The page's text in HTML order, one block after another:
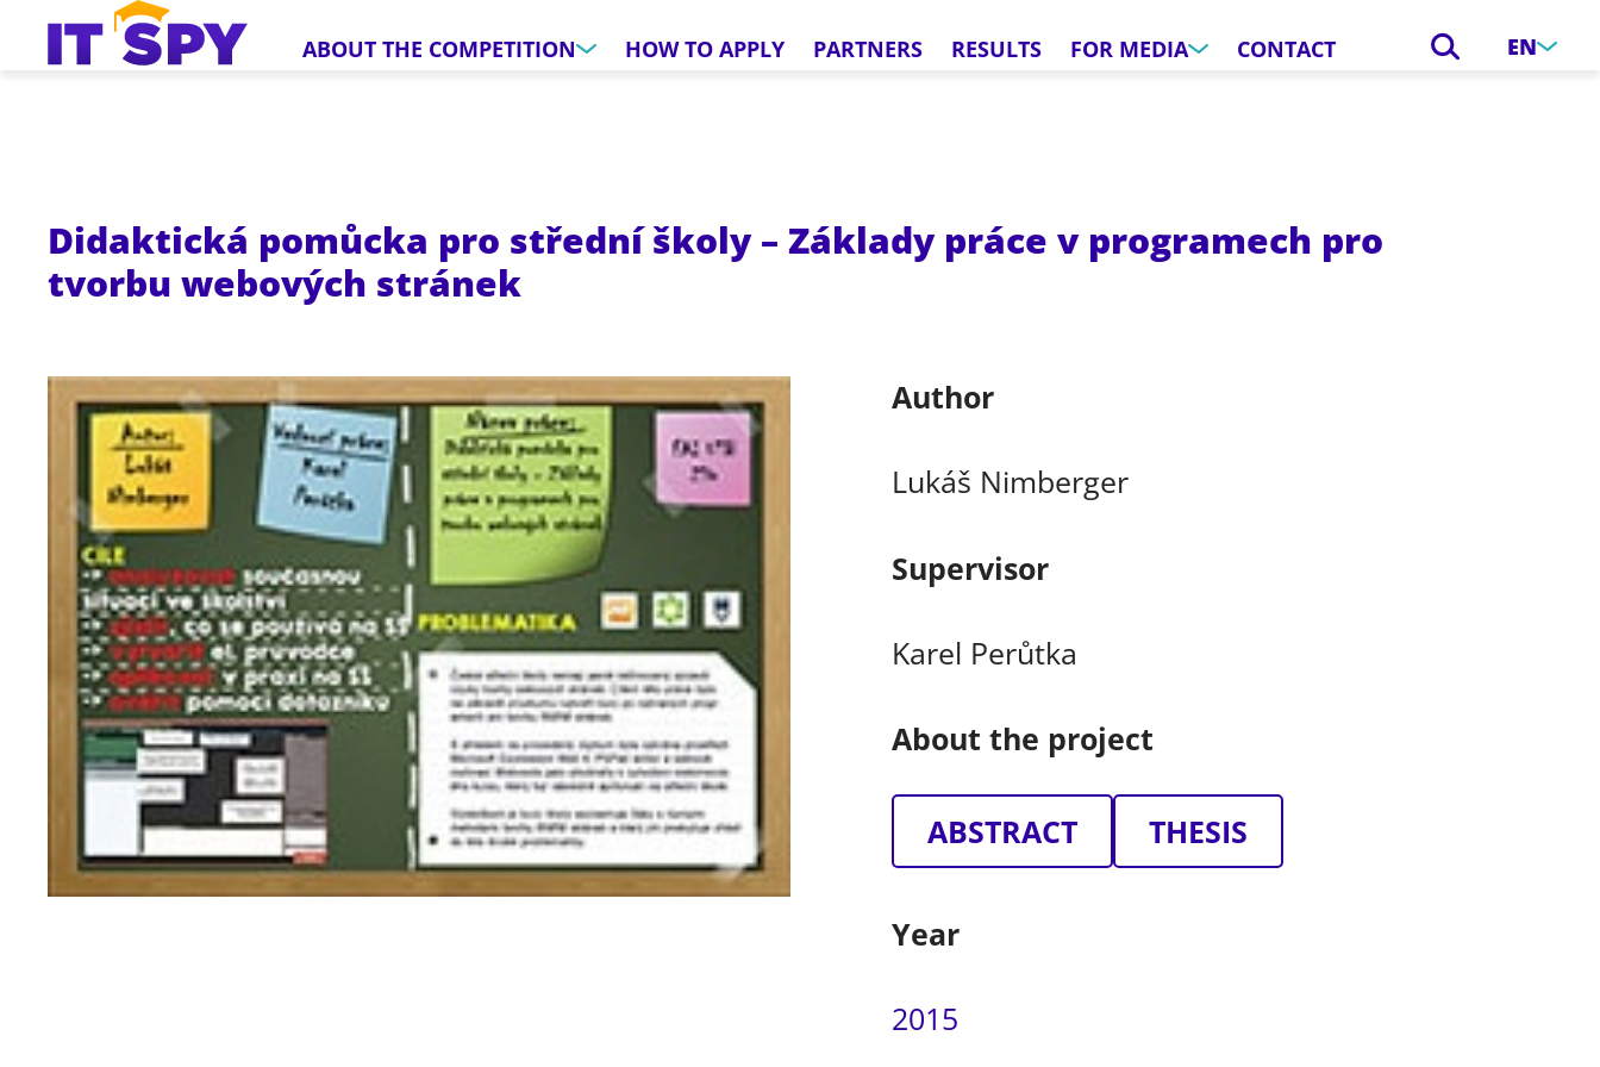
ABOUT THE COMPETITION HOW TO APPLY PARTNERS RESULTS FOR MEDIA CONTACT EN
Didaktická pomůcka pro střední školy – Základy práce v programech pro
tvorbu webových stránek
Author
Lukáš Nimberger
Supervisor
Karel Perůtka
About the project
ABSTRACT THESIS
Year
2015